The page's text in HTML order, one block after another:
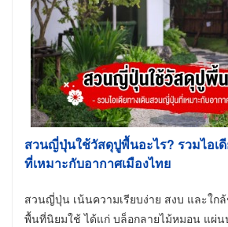
สวนญี่ปุ่นใช้วัสดุปูพื้นอะไร? รวมไอเ
ที่เหมาะกับอากาศเมืองไทย
สวนญี่ปุ่น เน้นความเรียบง่าย สงบ และใก
พื้นที่นิยมใช้ ได้แก่ บล็อกลายไม้หมอน แผ่